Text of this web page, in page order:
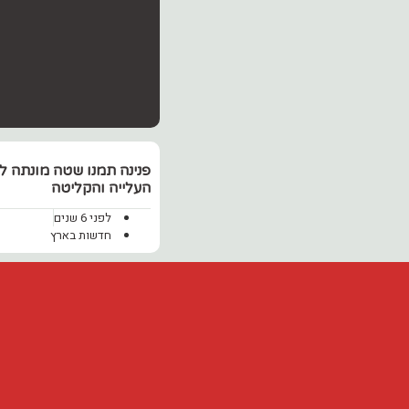
פנינה תמנו שטה מונתה
העלייה והקליטה
לפני 6 שנים
חדשות בארץ